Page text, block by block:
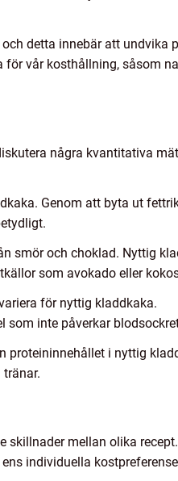
detta innebär att undvika
för vår kosthållning, såsom
några kvantitativa
Genom att byta ut
smör och choklad. Nyttig
som avokado eller
för nyttig kladdkaka.
som inte påverkar
proteininnehållet i nyttig
skillnader mellan olika
individuella